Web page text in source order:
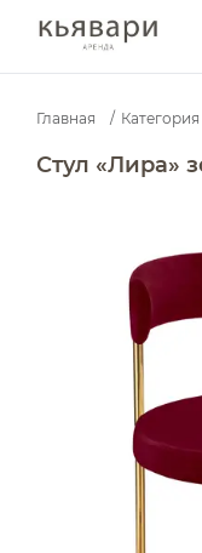
Главная / Категория
Стул «Лира»